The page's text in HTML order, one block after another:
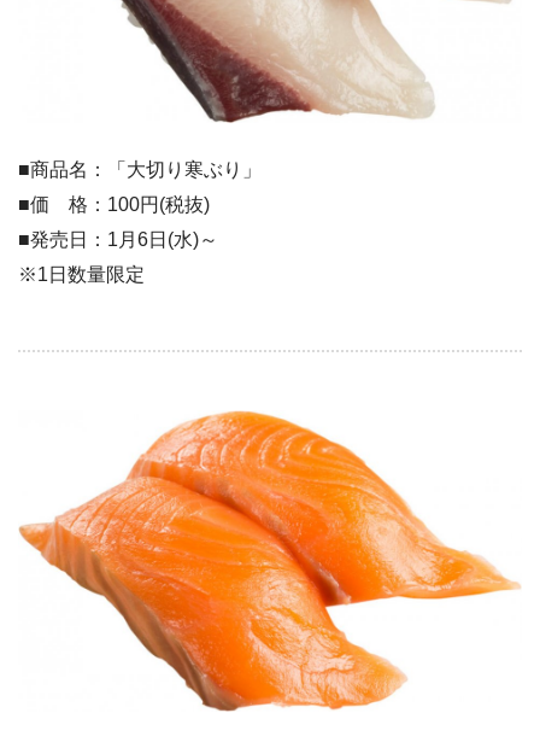
■商品名：「大切り寒ぶり」
■価 格：100円(税抜)
■発売日：1月6日(水)～
※1日数量限定